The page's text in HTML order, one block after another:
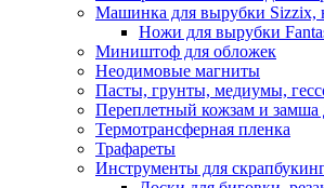
Машинка для вырубки Sizzix,
Ножи для вырубки
Миништоф для обложек
Неодимовые магниты
Пасты, грунты, медиумы,
Переплетный кожзам и замша
Термотрансферная пленка
Трафареты
Инструменты для